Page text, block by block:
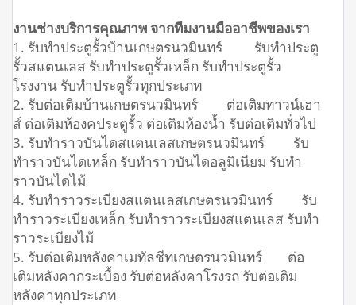
งานช่างบริการคุณภาพ จากทีมงานมืออาชีพของเรา
1. รับทำประตูรั้วบ้านเกษตรนวมินทร์ รับทำประตู
รั้วสแตนเลส รับทำประตูรั้วเหล็ก รับทำประตูรั้ว
โรงงาน รับทำประตูรั้วทุกประเภท
2. รับต่อเติมบ้านเกษตรนวมินทร์ ต่อเติมทาวน์เฮา
ส์ ต่อเติมห้องคประตูรั้ว ต่อเติมห้องน้ำ รับต่อเติมทั่วไป
3. รับทำราวบันไดสแตนเลสเกษตรนวมินทร์ รับ
ทำราวบันไดเหล็ก รับทำราวบันไดอลูมิเนียม รับทำ
ราวบันไดไม้
4. รับทำราวระเบียงสแตนเลสเกษตรนวมินทร์ รับ
ทำราวระเบียงเหล็ก รับทำราวระเบียงสแตนเลส รับทำ
ราวระเบียงไม้
5. รับต่อเติมหลังคาเมทัลชีทเกษตรนวมินทร์ ต่อ
เติมหลังคากระเบื้อง รับต่อหลังคาโรงรถ รับต่อเติม
หลังคาทุกประเภท